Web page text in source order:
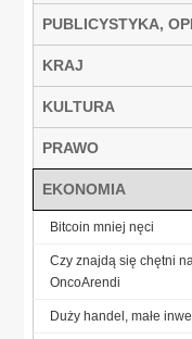
PUBLICYSTYKA,
KRAJ
KULTURA
PRAWO
EKONOMIA
Bitcoin mniej nęci
Czy znajdą się chętni
OncoArendi
Duży handel, małe